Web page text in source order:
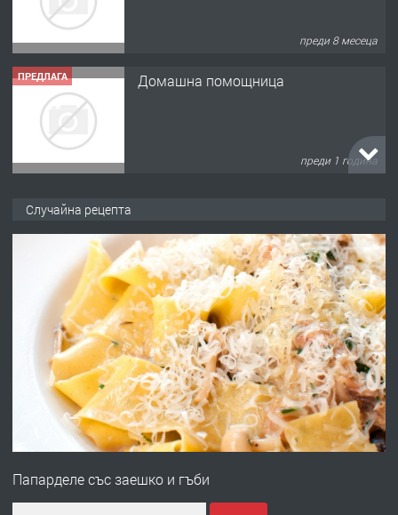
преди 8 месеца
ПРЕДЛАГА Домашна помощница
преди 1 година
преди 2 години
ПРЕДЛАГА
УДЪЛЖАВАНЕ НА ЧОВЕШКИЯТ
ЖИВОТ И ПОДОБРЯВАНЕ НА
НЕГОВОТО КАЧЕСТВО
преди 2 години
Имот в Северна Гърция, до Кавала
Случайна рецепта
Папарделе със заешко и гъби